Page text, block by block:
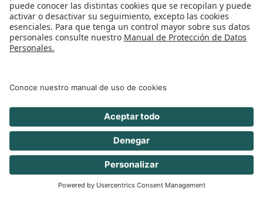
Otro punto a resaltar es que pareciera que la
ejecución del contrato de corresponsalía,
actividades de valores de la institución
concomitante o incluso antes de que la
sociedad corresponsal le solicite al inversor o
cliente la constancia del cumplimiento del
deber de suministrar información sobre la
institución financiera del exterior y la